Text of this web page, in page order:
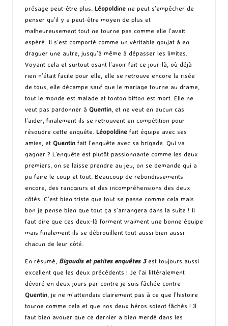
présage peut-être plus. Léopoldine ne peut s’empêcher de
penser qu’il y a peut-être moyen de plus et
malheureusement tout ne tourne pas comme elle l’avait
espéré. Il s’est comporté comme un véritable goujat à en
draguer une autre, jusqu’à même à dépasser les limites.
Voyant cela et surtout osant l’avoir fait ce jour-là, où déjà
rien n’était facile pour elle, elle se retrouve encore la risée
de tous, elle décampe sauf que le mariage tourne au drame,
tout le monde est malade et tonton bifton est mort. Elle ne
veut pas pardonner à Quentin, et ne veut en aucun cas
l’aider, finalement ils se retrouvent en compétition pour
résoudre cette enquête. Léopoldine fait équipe avec ses
amies, et Quentin fait l’enquête avec sa brigade. Qui va
gagner ? L’enquête est plutôt passionnante comme les deux
premiers, on se laisse prendre au jeu, on se demande qui a
pu faire le coup et tout. Beaucoup de rebondissements
encore, des rancœurs et des incompréhensions des deux
côtés. C’est bien triste que tout se passe comme cela mais
bon je pense bien que tout ça s’arrangera dans la suite ! Il
faut dire que ces deux-là forment vraiment une bonne équipe
mais finalement ils se débrouillent tout aussi bien aussi
chacun de leur côté.
En résumé, Bigoudis et petites enquêtes 3est toujours aussi
excellent que les deux précédents ! Je l’ai littéralement
dévoré en deux jours par contre je suis fâchée contre
Quentin, je ne m’attendais clairement pas à ce que l’histoire
tourne comme cela et que nos deux héros soient fâchés ! Il
faut bien avouer que ce dernier a bien merdé dans les